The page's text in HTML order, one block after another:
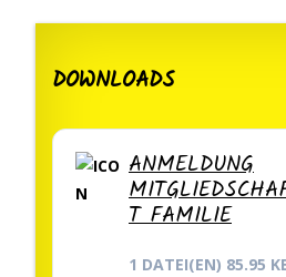
DOWNLOADS
ANMELDUNG
T FAMILIE
1 DATEI(EN) 85.95